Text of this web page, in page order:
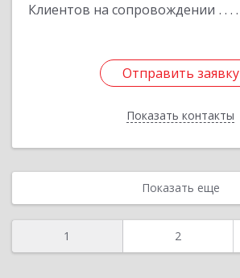
Клиентов на сопровождении
Отправить заявку
Показать контакты
Отправить заявку
Назад
Показать еще
1 2